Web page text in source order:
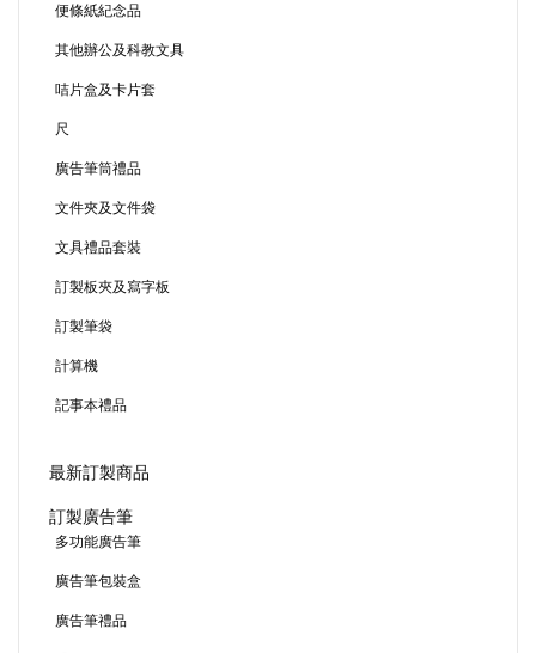
便條紙紀念品
其他辦公及科教文具
咭片盒及卡片套
尺
廣告筆筒禮品
文件夾及文件袋
文具禮品套裝
訂製板夾及寫字板
訂製筆袋
計算機
記事本禮品
最新訂製商品
訂製廣告筆
多功能廣告筆
廣告筆包裝盒
廣告筆禮品